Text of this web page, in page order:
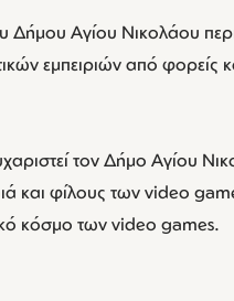
Δήμου Αγίου Νικολάου
εμπειριών από φορείς
τον Δήμο Αγίου
και φίλους των video
κόσμο των video games.